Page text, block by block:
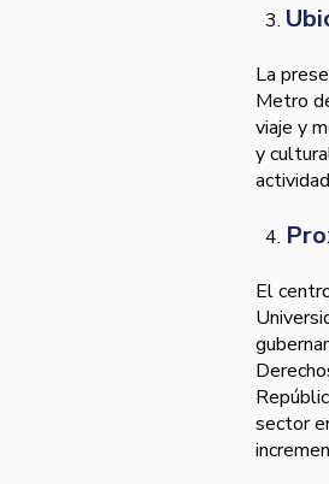
La
Metro
viaje y
y
El
sector